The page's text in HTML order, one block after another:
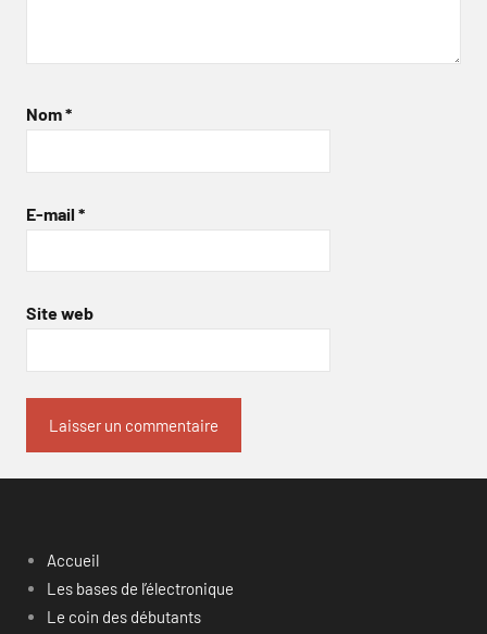
Nom*
E-mail *
Site web
Accueil
Les bases de l’électronique
Le coin des débutants